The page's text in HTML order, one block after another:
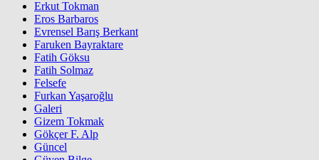
Erkut Tokman
Eros Barbaros
Evrensel Barış Berkant
Faruken Bayraktare
Fatih Göksu
Fatih Solmaz
Felsefe
Furkan Yaşaroğlu
Galeri
Gizem Tokmak
Gökçer F. Alp
Güncel